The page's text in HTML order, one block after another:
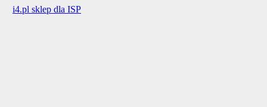
i4.pl sklep dla ISP